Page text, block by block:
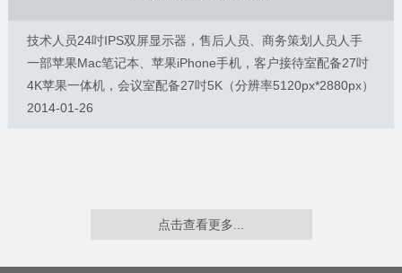
技术人员24吋IPS双屏显示器，售后人员、商务策划人员人手
一部苹果Mac笔记本、苹果iPhone手机，客户接待室配备27吋
4K苹果一体机，会议室配备27吋5K（分辨率5120px*2880px）
苹果一体机及1920px*1080分辨率的高清投影仪...工欲善其事
2014-01-26
点击查看更多...